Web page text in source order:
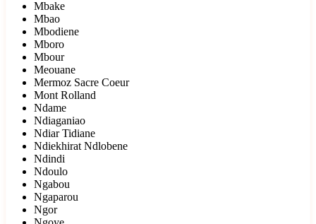
Mbake
Mbao
Mbodiene
Mboro
Mbour
Meouane
Mermoz Sacre Coeur
Mont Rolland
Ndame
Ndiaganiao
Ndiar Tidiane
Ndiekhirat Ndlobene
Ndindi
Ndoulo
Ngabou
Ngaparou
Ngor